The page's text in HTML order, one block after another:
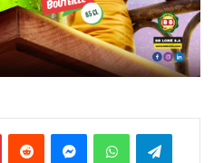
PinterestReddit MessengerWhatsAppTelegram